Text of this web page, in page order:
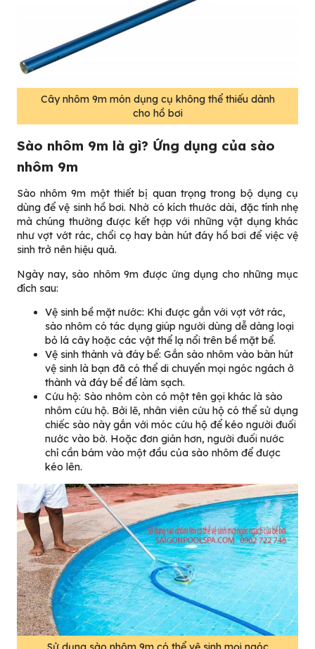
Cây nhôm 9m món dụng cụ không thể thiếu dành
cho hồ bơi
Sào nhôm 9m là gì? Ứng dụng của sào
nhôm 9m
Sào nhôm 9m một thiết bị quan trọng trong bộ dụng cụ
dùng để vệ sinh hồ bơi. Nhờ có kích thước dài, đặc tính nhẹ
mà chúng thường được kết hợp với những vật dụng khác
như vợt vớt rác, chổi cọ hay bàn hút đáy hồ bơi để việc vệ
sinh trở nên hiệu quả.
Ngày nay, sào nhôm 9m được ứng dụng cho những mục
đích sau:
Vệ sinh bề mặt nước: Khi được gắn với vợt vớt rác,
sào nhôm có tác dụng giúp người dùng dễ dàng loại
bỏ lá cây hoặc các vật thể lạ nổi trên bề mặt bể.
Vệ sinh thành và đáy bể: Gắn sào nhôm vào bàn hút
vệ sinh là bạn đã có thể di chuyển mọi ngóc ngách ở
thành và đáy bể để làm sạch.
Cứu hộ: Sào nhôm còn có một tên gọi khác là sào
nhôm cứu hộ. Bởi lẽ, nhân viên cứu hộ có thể sử dụng
chiếc sào này gắn với móc cứu hộ để kéo người đuối
nước vào bờ. Hoặc đơn giản hơn, người đuối nước
chỉ cần bám vào một đầu của sào nhôm để được
kéo lên.